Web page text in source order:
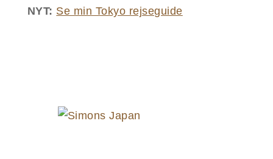
NYT: Se min Tokyo rejseguide